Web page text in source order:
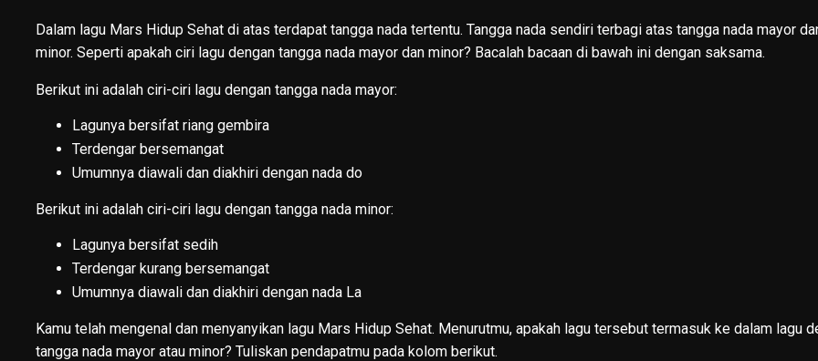
Dalam lagu Mars Hidup Sehat di atas terdapat tangga nada tertentu. Tangga nada sendiri terbagi atas tangga nada mayor
minor. Seperti apakah ciri lagu dengan tangga nada mayor dan minor? Bacalah bacaan di bawah ini dengan saksama.
Berikut ini adalah ciri-ciri lagu dengan tangga nada mayor:
Lagunya bersifat riang gembira
Terdengar bersemangat
Umumnya diawali dan diakhiri dengan nada do
Berikut ini adalah ciri-ciri lagu dengan tangga nada minor:
Lagunya bersifat sedih
Terdengar kurang bersemangat
Umumnya diawali dan diakhiri dengan nada La
Kamu telah mengenal dan menyanyikan lagu Mars Hidup Sehat. Menurutmu, apakah lagu tersebut termasuk ke dalam lagu
tangga nada mayor atau minor? Tuliskan pendapatmu pada kolom berikut.